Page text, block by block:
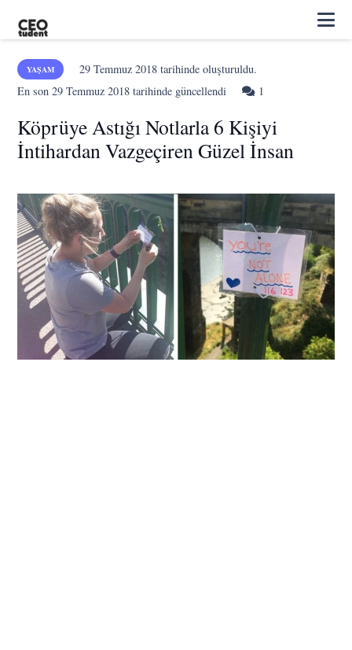
YAŞAM 29 Temmuz 2018tarihinde oluşturuldu.
En son29 Temmuz 2018 tarihinde güncellendi 1
Köprüye Astığı Notlarla 6 Kişiyi
İntihardan Vazgeçiren Güzel İnsan